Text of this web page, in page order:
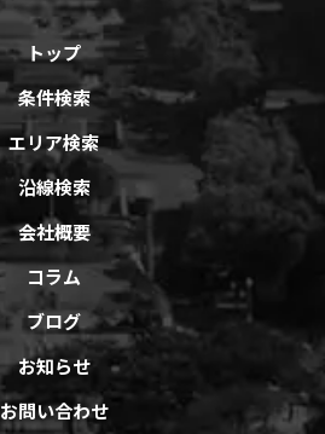
トップ
条件検索
エリア検索
沿線検索
会社概要
コラム
ブログ
お知らせ
お問い合わせ